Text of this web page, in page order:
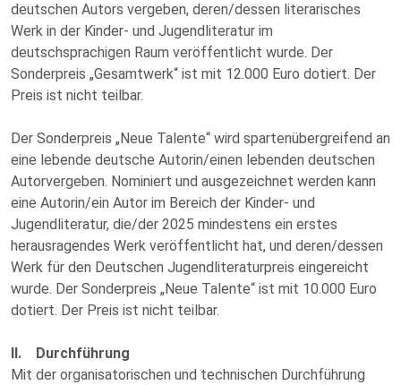
deutschen Autors vergeben, deren/dessen literarisches
Werk in der Kinder- und Jugendliteratur im
deutschsprachigen Raum veröffentlicht wurde. Der
Sonderpreis „Gesamtwerk“ ist mit 12.000 Euro dotiert. Der
Preis ist nicht teilbar.
Der Sonderpreis „Neue Talente“ wird spartenübergreifend an
eine lebende deutsche Autorin/einen lebenden deutschen
Autorvergeben. Nominiert und ausgezeichnet werden kann
eine Autorin/ein Autor im Bereich der Kinder- und
Jugendliteratur, die/der 2025 mindestens ein erstes
herausragendes Werk veröffentlicht hat, und deren/dessen
Werk für den Deutschen Jugendliteraturpreis eingereicht
wurde. Der Sonderpreis „Neue Talente“ ist mit 10.000 Euro
dotiert. Der Preis ist nicht teilbar.
II. Durchführung
Mit der organisatorischen und technischen Durchführung